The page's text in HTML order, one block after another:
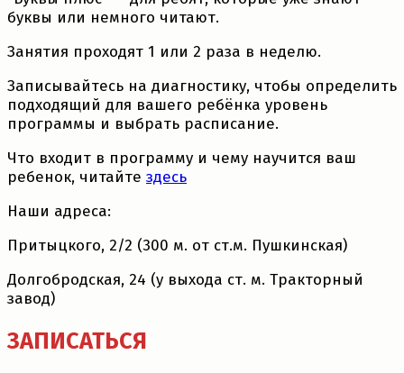
буквы или немного читают.
Занятия проходят 1 или 2 раза в неделю.
Записывайтесь на диагностику, чтобы определить
подходящий для вашего ребёнка уровень
программы и выбрать расписание.
Что входит в программу и чему научится ваш
ребенок, читайте здесь
Наши адреса:
Притыцкого, 2/2 (300 м. от ст.м. Пушкинская)
Долгобродская, 24 (у выхода ст. м. Тракторный
завод)
ЗАПИСАТЬСЯ